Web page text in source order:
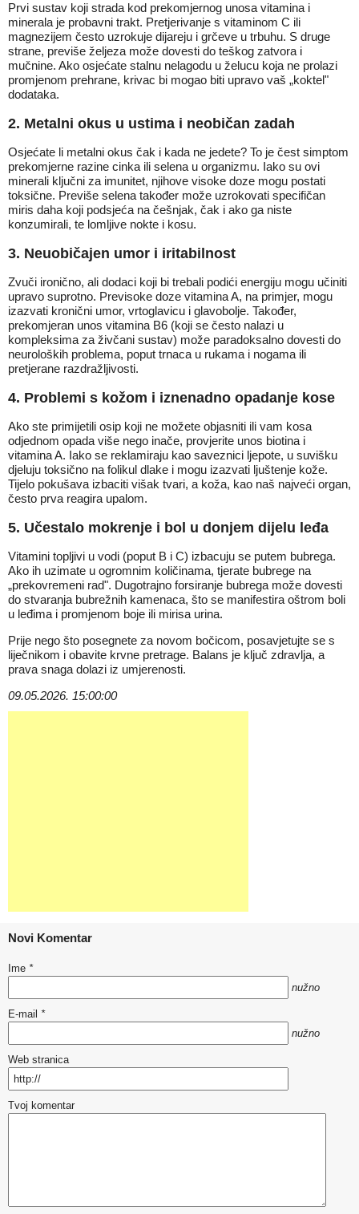
Prvi sustav koji strada kod prekomjernog unosa vitamina i
minerala je probavni trakt. Pretjerivanje s vitaminom C ili
magnezijem često uzrokuje dijareju i grčeve u trbuhu. S druge
strane, previše željeza može dovesti do teškog zatvora i
mučnine. Ako osjećate stalnu nelagodu u želucu koja ne prolazi
promjenom prehrane, krivac bi mogao biti upravo vaš „koktel"
dodataka.
2. Metalni okus u ustima i neobičan zadah
Osjećate li metalni okus čak i kada ne jedete? To je čest simptom
prekomjerne razine cinka ili selena u organizmu. Iako su ovi
minerali ključni za imunitet, njihove visoke doze mogu postati
toksične. Previše selena također može uzrokovati specifičan
miris daha koji podsjeća na češnjak, čak i ako ga niste
konzumirali, te lomljive nokte i kosu.
3. Neuobičajen umor i iritabilnost
Zvuči ironično, ali dodaci koji bi trebali podići energiju mogu učiniti
upravo suprotno. Previsoke doze vitamina A, na primjer, mogu
izazvati kronični umor, vrtoglavicu i glavobolje. Također,
prekomjeran unos vitamina B6 (koji se često nalazi u
kompleksima za živčani sustav) može paradoksalno dovesti do
neuroloških problema, poput trnaca u rukama i nogama ili
pretjerane razdražljivosti.
4. Problemi s kožom i iznenadno opadanje kose
Ako ste primijetili osip koji ne možete objasniti ili vam kosa
odjednom opada više nego inače, provjerite unos biotina i
vitamina A. Iako se reklamiraju kao saveznici ljepote, u suvišku
djeluju toksično na folikul dlake i mogu izazvati ljuštenje kože.
Tijelo pokušava izbaciti višak tvari, a koža, kao naš najveći organ,
često prva reagira upalom.
5. Učestalo mokrenje i bol u donjem dijelu leđa
Vitamini topljivi u vodi (poput B i C) izbacuju se putem bubrega.
Ako ih uzimate u ogromnim količinama, tjerate bubrege na
„prekovremeni rad". Dugotrajno forsiranje bubrega može dovesti
do stvaranja bubrežnih kamenaca, što se manifestira oštrom boli
u leđima i promjenom boje ili mirisa urina.
Prije nego što posegnete za novom bočicom, posavjetujte se s
liječnikom i obavite krvne pretrage. Balans je ključ zdravlja, a
prava snaga dolazi iz umjerenosti.
09.05.2026. 15:00:00
Novi Komentar
Ime *
nužno
E-mail *
nužno
Web stranica
Tvoj komentar